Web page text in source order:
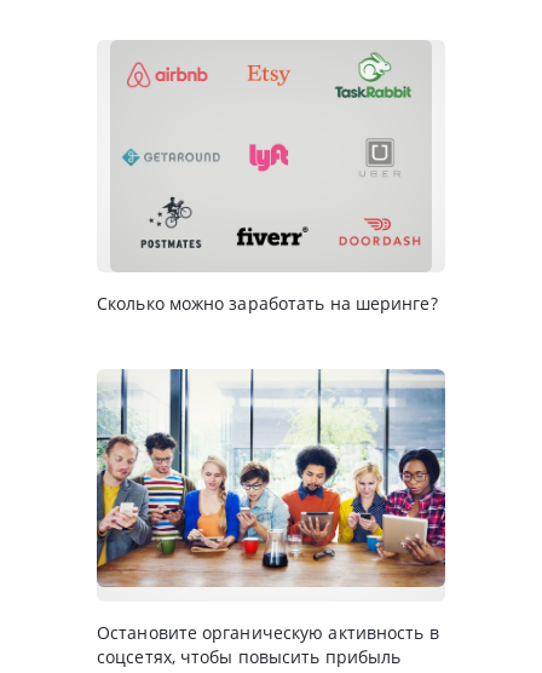
Сколько можно заработать на шеринге?
Остановите органическую активность в
соцсетях, чтобы повысить прибыль